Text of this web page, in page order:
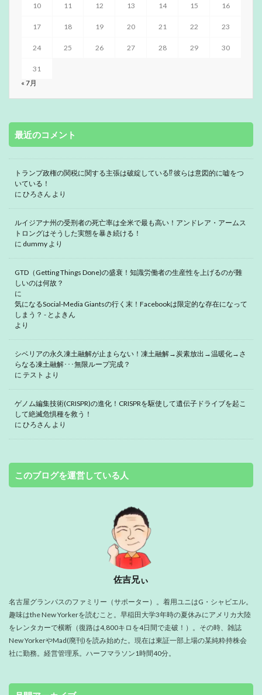
10 11 12 13 14 15 16
17 18 19 20 21 22 23
24 25 26 27 28 29 30
31
« 7月
最近のコメント
トランプ政権の関税に関する主張は破綻している⁉ 彼らは意図的に嘘をつ
いている！
に ひろさん より
ルイジアナ州の受刑者の死亡率は全米で最も高い！アンドレア・アームス
トロングはそうした実態を暴き続ける！
に dummy より
GTD（Getting Things Done)の盛衰！知識労働者の生産性を上げるのが難
しいのは何故？
に
気になるSocial-Media Giantsの行く末！Facebookは限定的な存在になって
しまう？ - とよきん
より
シベリアの永久凍土融解が止まらない！凍土融解→炭素放出→温暖化→さ
らなる凍土融解･･･無限ループ完成？
に テスト より
ゲノム編集技術(CRISPR)の進化！CRISPRを駆使して遺伝子ドライブを起こ
して絶滅危惧種を救う！
に ひろさん より
このブログを運営している人
佐吉兄ぃ
名古屋グランパスのファミリー（サポーター）。着用ユニはG・シャビエル。
趣味はthe New Yorkerを読むこと。早稲田大学3年時の夏休みにアメリカ大陸
をレンタカーで横断（復路は4,800キロを4日間で走破！）。その時、雑誌
New YorkerやMad(廃刊)を読み始めた。現在は東証一部上場の某純粋持株会
社に勤務。経営管理系。ハーフマラソン1時間40分。